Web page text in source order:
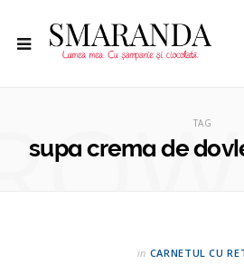
TAG
supa crema de
in CARNETUL CU